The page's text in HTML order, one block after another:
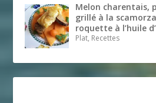
Melon charentais,
grillé à la
roquette à l’huile
Plat, Recettes